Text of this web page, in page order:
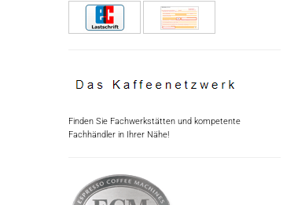
Finden Sie Fachwerkstätten und kompetente
Fachhändler in Ihrer Nähe!